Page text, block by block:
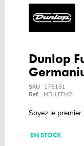
Dunlop
SKU
176161
Ref.
MDU FFM2
Soyez le
EN STOCK